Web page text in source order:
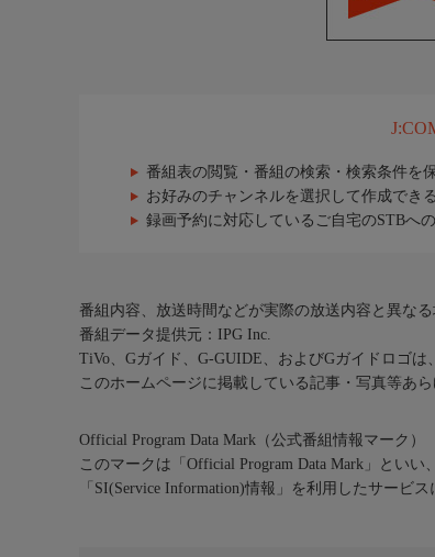
番組表の閲覧・番組の検索・検索条件を
お好みのチャンネルを選択して作成できる
録画予約に対応しているご自宅のSTBへの
番組内容、放送時間などが実際の放送内容と異なる
番組データ提供元：IPG Inc.
TiVo、Gガイド、G-GUIDE、およびGガイドロゴ
このホームページに掲載している記事・写真等あ
Official Program Data Mark（公式番組情報マーク）
このマークは「Official Program Data Mark」とい
「SI(Service Information)情報」を利用したサービ